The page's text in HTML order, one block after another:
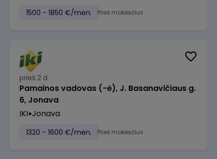
1500 - 1850 €/mėn. Prieš mokesčius
prieš 2 d.
Pamainos vadovas (-ė), J. Basanavičiaus g.
6, Jonava
IKI Jonava
1320 - 1600 €/mėn. Prieš mokesčius